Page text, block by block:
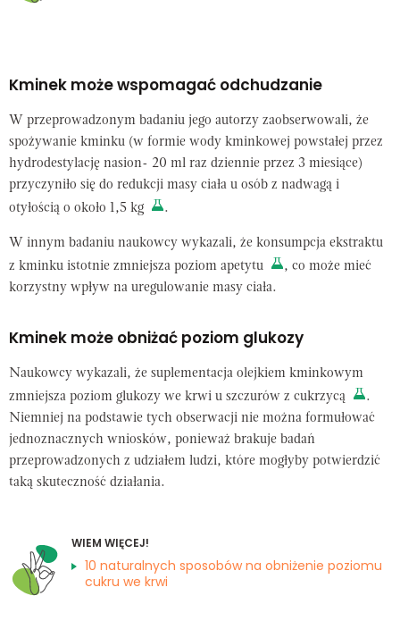
Kminek może wspomagać odchudzanie
W przeprowadzonym badaniu jego autorzy zaobserwowali, że
spożywanie kminku (w formie wody kminkowej powstałej przez
hydrodestylację nasion- 20 ml raz dziennie przez 3 miesiące)
przyczyniło się do redukcji masy ciała u osób z nadwagą i
otyłością o około 1,5 kg
.
W innym badaniu naukowcy wykazali, że konsumpcja ekstraktu
z kminku istotnie zmniejsza poziom apetytu
, co może mieć
korzystny wpływ na uregulowanie masy ciała.
Kminek może obniżać poziom glukozy
Naukowcy wykazali, że suplementacja olejkiem kminkowym
zmniejsza poziom glukozy we krwi u szczurów z cukrzycą
.
Niemniej na podstawie tych obserwacji nie można formułować
jednoznacznych wniosków, ponieważ brakuje badań
przeprowadzonych z udziałem ludzi, które mogłyby potwierdzić
taką skuteczność działania.
WIEM WIĘCEJ!
10 naturalnych sposobów na obniżenie poziomu
cukru we krwi